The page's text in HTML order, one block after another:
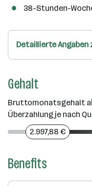
38-Stunden-
Detaillierte Angaben
Gehalt
Bruttomonatsgehalt
Überzahlung je nach
2.997,88 €
Benefits